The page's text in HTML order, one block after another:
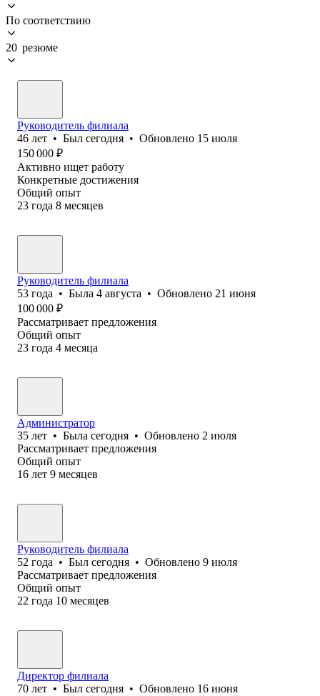
По соответствию
20 резюме
Руководитель филиала
46 лет • Был сегодня • Обновлено 15 июля
150 000 ₽
Активно ищет работу
Конкретные достижения
Общий опыт
23 года 8 месяцев
Руководитель филиала
53 года • Была 4 августа • Обновлено 21 июня
100 000 ₽
Рассматривает предложения
Общий опыт
23 года 4 месяца
Администратор
35 лет • Была сегодня • Обновлено 2 июля
Рассматривает предложения
Общий опыт
16 лет 9 месяцев
Руководитель филиала
52 года • Был сегодня • Обновлено 9 июля
Рассматривает предложения
Общий опыт
22 года 10 месяцев
Директор филиала
70 лет • Был сегодня • Обновлено 16 июня